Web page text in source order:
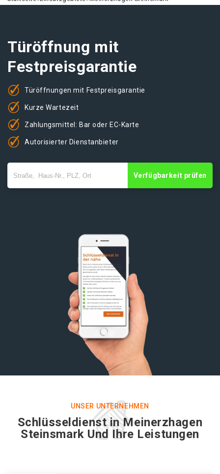
Türöffnung mit
Festpreisgarantie
Türöffnungen mit Festpreisgarantie
Kurze Wartezeit
Zahlungsmittel: Bar oder EC-Karte
Autorisierter Dienstanbieter
Verfügbarkeit prüfen
UNSER UNTERNEHMEN
Schlüsseldienst in Meinerzhagen
Steinsmark Und Ihre Leistungen